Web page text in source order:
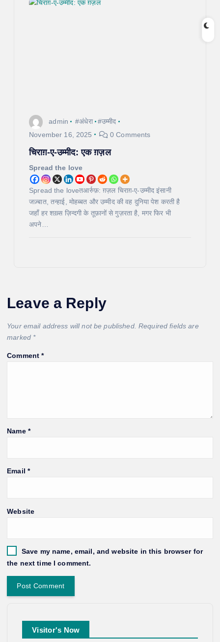
admin #अंधेरा
#उम्मीद
November 16, 2025
0 Comments
चिराग़-ए-उम्मीद: एक ग़ज़ल
Spread the love
Spread the loveतआर्रुफ़: ग़ज़ल चिराग़-ए-उम्मीद इंसानी
जज़्बात, तन्हाई, मोहब्बत और उम्मीद की वह दुनिया पेश करती है
जहाँ हर शख़्स ज़िन्दगी के तूफ़ानों से गुज़रता है, मगर फिर भी
अपने…
Leave a Reply
Your email address will not be published. Required fields are
marked *
Comment*
Name *
Email *
Website
Save my name, email, and website in this browser for
the next time I comment.
Visitor's Now